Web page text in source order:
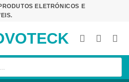
ELETRÓNICOS E